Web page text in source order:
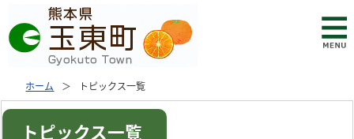
ホーム トピックス一覧
トピックス一覧